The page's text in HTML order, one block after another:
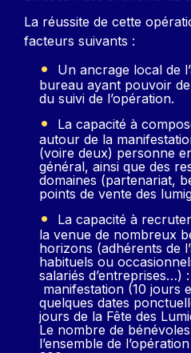
La réussite de cette
facteurs suivants :
Un ancrage local de
bureau ayant pouvoir
du suivi de l’opération.
La capacité à
autour de la
(voire deux) personne
général, ainsi que des
domaines (partenariat,
points de vente des
La capacité à
la venue de nombreux
horizons (adhérents de
habituels ou
salariés d’entreprises…)
manifestation (10 jours
quelques dates
jours de la Fête des
Le nombre de
l’ensemble de